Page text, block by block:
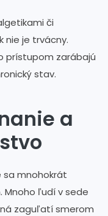
či
nie je trvácny.
prístupom zarábajú
stav.
a
sa mnohokrát
Mnoho ľudí v sede
zaguľatí smerom